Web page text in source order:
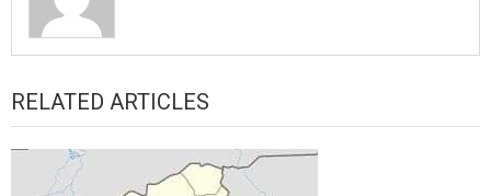
RELATED ARTICLES